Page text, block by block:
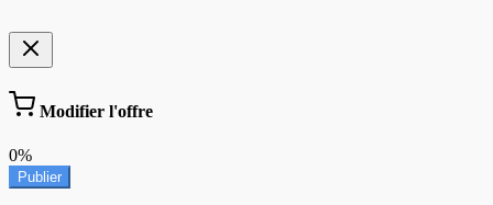
Modifier l'offre
0%
Publier